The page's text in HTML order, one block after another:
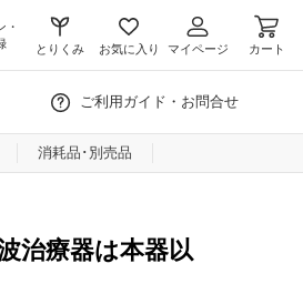
・
とりくみ お気に入り マイページ カート
ご利用ガイド・お問合せ
消耗品･別売品
治療器は本器以